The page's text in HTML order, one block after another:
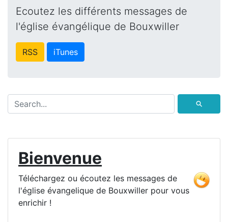
Ecoutez les différents messages de
l'église évangélique de Bouxwiller
RSS iTunes
⚲
Bienvenue
Téléchargez ou écoutez les messages de
l'église évangelique de Bouxwiller pour vous
enrichir !